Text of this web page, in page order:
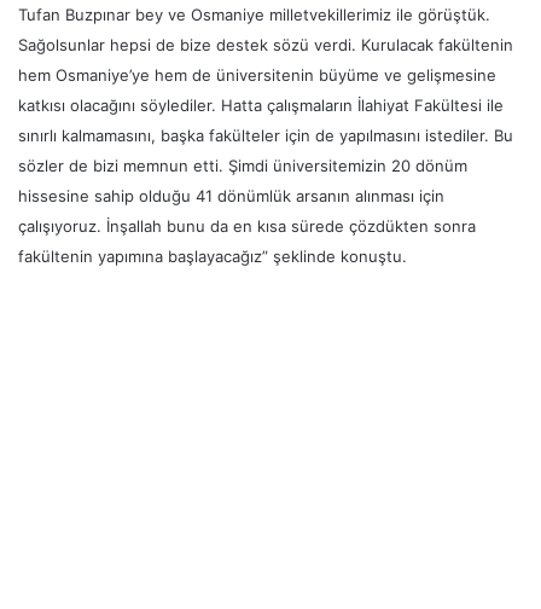
Tufan Buzpınar bey ve Osmaniye milletvekillerimiz ile görüştük.
Sağolsunlar hepsi de bize destek sözü verdi. Kurulacak fakültenin
hem Osmaniye’ye hem de üniversitenin büyüme ve gelişmesine
katkısı olacağını söylediler. Hatta çalışmaların İlahiyat Fakültesi ile
sınırlı kalmamasını, başka fakülteler için de yapılmasını istediler. Bu
sözler de bizi memnun etti. Şimdi üniversitemizin 20 dönüm
hissesine sahip olduğu 41 dönümlük arsanın alınması için
çalışıyoruz. İnşallah bunu da en kısa sürede çözdükten sonra
fakültenin yapımına başlayacağız” şeklinde konuştu.